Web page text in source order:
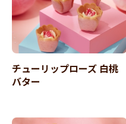
チューリップローズ 白桃
バター